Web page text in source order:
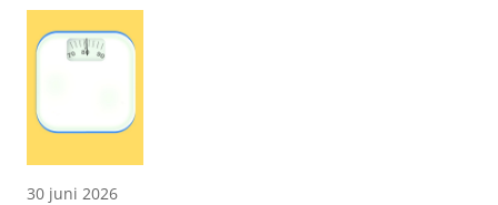
30 juni 2026